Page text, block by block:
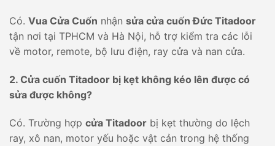
Có. Vua Cửa Cuốn nhận sửa cửa cuốn Đức Titadoor
tận nơi tại TPHCM và Hà Nội, hỗ trợ kiểm tra các lỗi
về motor, remote, bộ lưu điện, ray cửa và nan cửa.
2. Cửa cuốn Titadoor bị kẹt không kéo lên được có
sửa được không?
Có. Trường hợp cửa Titadoor bị kẹt thường do lệch
ray, xô nan, motor yếu hoặc vật cản trong hệ thống